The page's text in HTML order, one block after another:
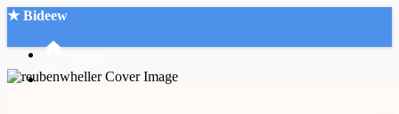
★ Bideew